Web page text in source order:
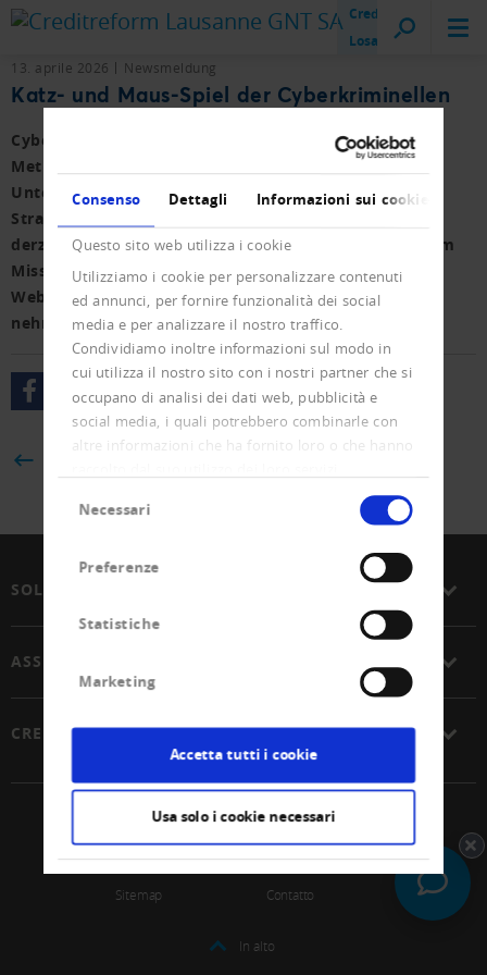
Consenso Dettagli Informazioni sui cookie
Questo sito web utilizza i cookie
Utilizziamo i cookie per personalizzare contenuti
ed annunci, per fornire funzionalità dei social
media e per analizzare il nostro traffico.
Condividiamo inoltre informazioni sul modo in
cui utilizza il nostro sito con i nostri partner che si
occupano di analisi dei dati web, pubblicità e
social media, i quali potrebbero combinarle con
altre informazioni che ha fornito loro o che hanno
delNecessari
Preferenze
Statistiche
Marketing
Accetta tutti i cookie
Usa solo i cookie necessari
Creditreform
Losanna
13. aprile 2026 Newsmeldung
Katz- und Maus-Spiel der Cyberkriminellen
Cyberkriminelle lassen sich immer raffiniertere
Methoden einfallen, um Geld von Privaten und
Unternehmen zu erschleichen und den Behörden die
Strafverfolgung zu erschweren. Firmen sollten sich
derzeit vor allem vor betrügerischen Rechnungen, dem
Missbrauch ihrer Handelsregisterdaten für Fake-
Webseiten und gefälschten Stellenanzeigen in Acht
nehmen.
SOLUZIONI
ASSOCIAZIONE
CREDITREFORM
© 2026 Unione Svizzera Creditreform SCoop
Impressum
Protezione dei dati
Sitemap
Contatto
In alto